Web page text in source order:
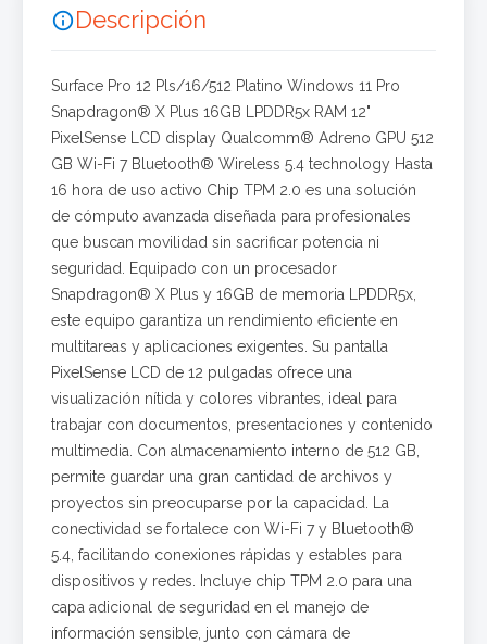
Descripción
Surface Pro 12 Pls/16/512 Platino Windows 11 Pro
Snapdragon® X Plus 16GB LPDDR5x RAM 12"
PixelSense LCD display Qualcomm® Adreno GPU 512
GB Wi-Fi 7 Bluetooth® Wireless 5.4 technology Hasta
16 hora de uso activo Chip TPM 2.0 es una solución
de cómputo avanzada diseñada para profesionales
que buscan movilidad sin sacrificar potencia ni
seguridad. Equipado con un procesador
Snapdragon® X Plus y 16GB de memoria LPDDR5x,
este equipo garantiza un rendimiento eficiente en
multitareas y aplicaciones exigentes. Su pantalla
PixelSense LCD de 12 pulgadas ofrece una
visualización nítida y colores vibrantes, ideal para
trabajar con documentos, presentaciones y contenido
multimedia. Con almacenamiento interno de 512 GB,
permite guardar una gran cantidad de archivos y
proyectos sin preocuparse por la capacidad. La
conectividad se fortalece con Wi-Fi 7 y Bluetooth®
5.4, facilitando conexiones rápidas y estables para
dispositivos y redes. Incluye chip TPM 2.0 para una
capa adicional de seguridad en el manejo de
información sensible, junto con cámara de